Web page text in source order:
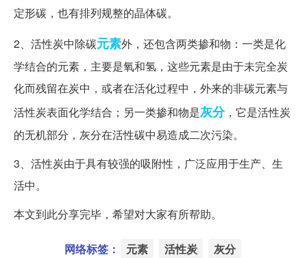
定形碳，也有排列规整的晶体碳。
2、活性炭中除碳元素外，还包含两类掺和物：一类是化
学结合的元素，主要是氧和氢，这些元素是由于未完全炭
化而残留在炭中，或者在活化过程中，外来的非碳元素与
活性炭表面化学结合；另一类掺和物是灰分，它是活性炭
的无机部分，灰分在活性碳中易造成二次污染。
3、活性炭由于具有较强的吸附性，广泛应用于生产、生
活中。
本文到此分享完毕，希望对大家有所帮助。
网络标签： 元素 活性炭 灰分